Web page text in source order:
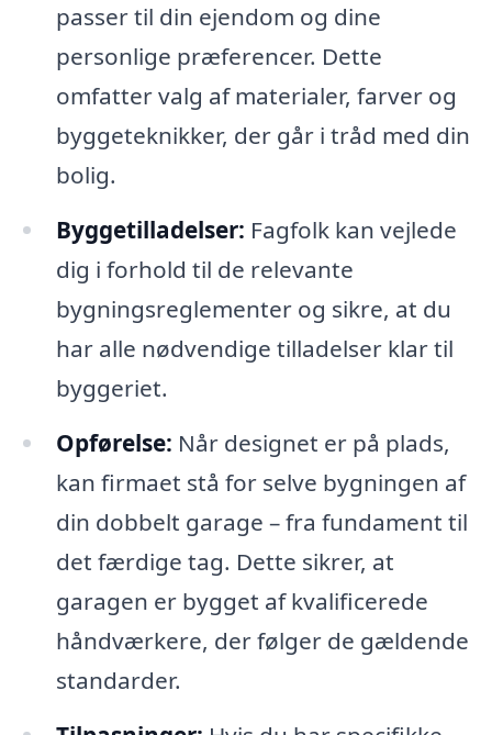
passer til din ejendom og dine
personlige præferencer. Dette
omfatter valg af materialer, farver og
byggeteknikker, der går i tråd med din
bolig.
Byggetilladelser: Fagfolk kan vejlede
dig i forhold til de relevante
bygningsreglementer og sikre, at du
har alle nødvendige tilladelser klar til
byggeriet.
Opførelse: Når designet er på plads,
kan firmaet stå for selve bygningen af
din dobbelt garage – fra fundament til
det færdige tag. Dette sikrer, at
garagen er bygget af kvalificerede
håndværkere, der følger de gældende
standarder.